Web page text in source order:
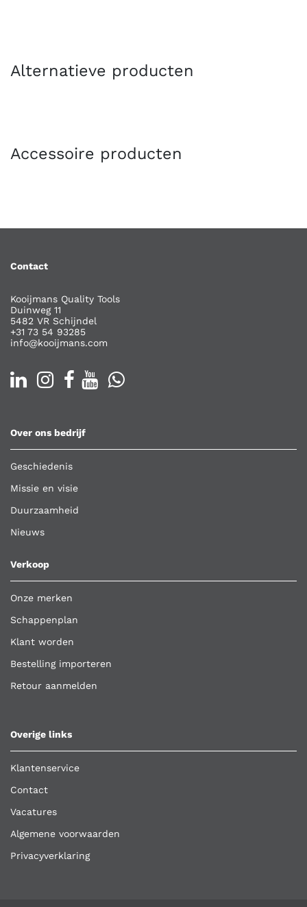
Alternatieve producten
Accessoire producten
Contact
Kooijmans Quality Tools
Duinweg 11
5482 VR Schijndel
+31 73 54 93285
info@kooijmans.com
Over ons bedrijf
Geschiedenis
Missie en visie
Duurzaamheid
Nieuws
Verkoop
Onze merken
Schappenplan
Klant worden
Bestelling importeren
Retour aanmelden
Overige links
Klantenservice
Contact
Vacatures
Algemene voorwaarden
Privacyverklaring